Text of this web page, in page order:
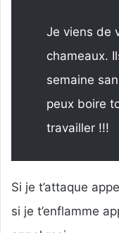
Je viens de
chameaux.
semaine
peux boire
travailler !!!
Si je t’attaque
si je t’enflamme